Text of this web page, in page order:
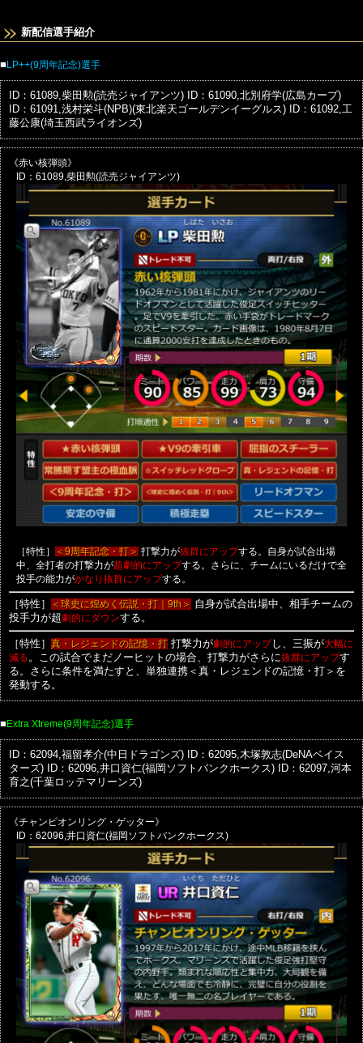
新配信選手紹介
■ LP++(9周年記念)選手
ID：61089,柴田勲(読売ジャイアンツ) ID：61090,北別府学(広島カープ)
ID：61091,浅村栄斗(NPB)(東北楽天ゴールデンイーグルス) ID：61092,工
藤公康(埼玉西武ライオンズ)
《赤い核弾頭》
ID：61089,柴田勲(読売ジャイアンツ)
［特性］ ＜9周年記念・打＞ 打撃力が抜群にアップする。自身が試合出場
中、全打者の打撃力が超劇的にアップする。さらに、チームにいるだけで全
投手の能力がかなり抜群にアップする。
［特性］ ＜球史に煌めく伝説・打｜9th＞ 自身が試合出場中、相手チームの
投手力が超劇的にダウンする。
［特性］ 真・レジェンドの記憶・打 打撃力が劇的にアップし、三振が大幅に
減る 。この試合でまだノーヒットの場合、打撃力がさらに抜群にアップす
る。さらに条件を満たすと、単独連携＜真・レジェンドの記憶・打＞を
発動する。
■Extra Xtreme(9周年記念)選手
ID：62094,福留孝介(中日ドラゴンズ) ID：62095,木塚敦志(DeNAベイス
ターズ) ID：62096,井口資仁(福岡ソフトバンクホークス) ID：62097,河本
育之(千葉ロッテマリーンズ)
《チャンピオンリング・ゲッター》
ID：62096,井口資仁(福岡ソフトバンクホークス)